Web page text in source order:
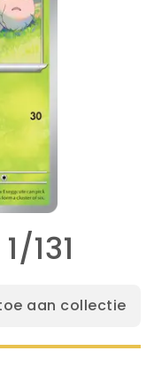
131
aan collectie